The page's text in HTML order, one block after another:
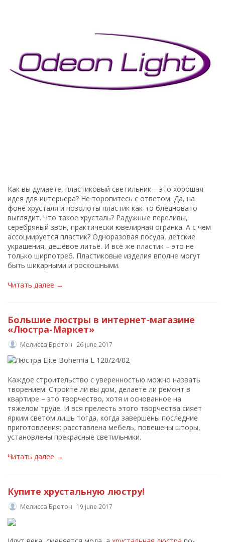
Как вы думаете, пластиковый светильник – это хорошая
идея для интерьера? Не торопитесь с ответом. Да, на
фоне хрусталя и позолоты пластик как-то бледновато
выглядит. Что такое хрусталь? Радужные переливы,
серебряный звон, практически ювелирная огранка. А с чем
ассоциируется пластик? Одноразовая посуда, детские
украшения, дешёвое литьё. И всё же пластик – это не
только ширпотреб. Пластиковые изделия вполне могут
быть шикарными и роскошными.
Читать далее →
Большие люстры в интернет-магазине
«Люстра-Маркет»
Мелисса Бретон 26 june 2017
Каждое строительство с уверенностью можно назвать
творением. Строите ли вы дом, делаете ли ремонт в
квартире – это творчество, хотя и основанное на
тяжелом труде. И вся прелесть этого творчества сияет
ярким светом лишь тогда, когда завершены последние
приготовления: расставлена мебель, повешены шторы,
установлены прекрасные светильники.
Читать далее →
Купите хрустальную люстру!
Мелисса Бретон 19 june 2017